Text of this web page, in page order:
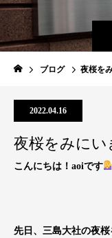
ブログ 夜桜を
2022.04.16
夜桜をみにい
こんにちは！aoiです
先日、三島大社の夜